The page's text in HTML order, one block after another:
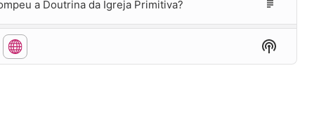
a Doutrina da Igreja Primitiva?
Episode
Description
Episode
Description
na Mais FM 102.9
Show
Podcast